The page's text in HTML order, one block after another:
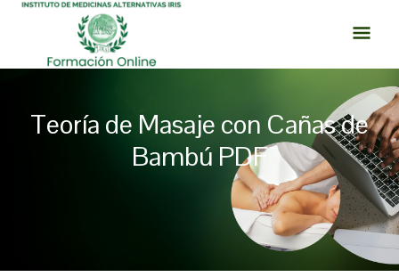
contenido
Teoría de Masaje con Cañas de
Bambú PDF